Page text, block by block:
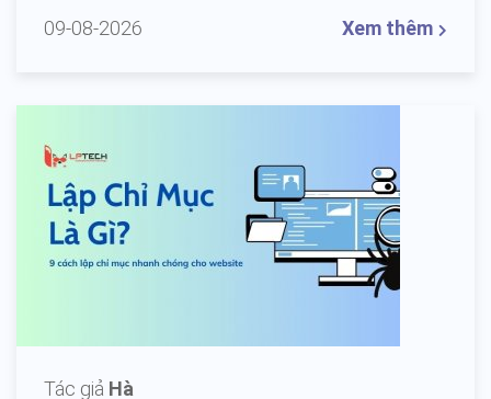
09-08-2026
Xem thêm
Tác giả Hà